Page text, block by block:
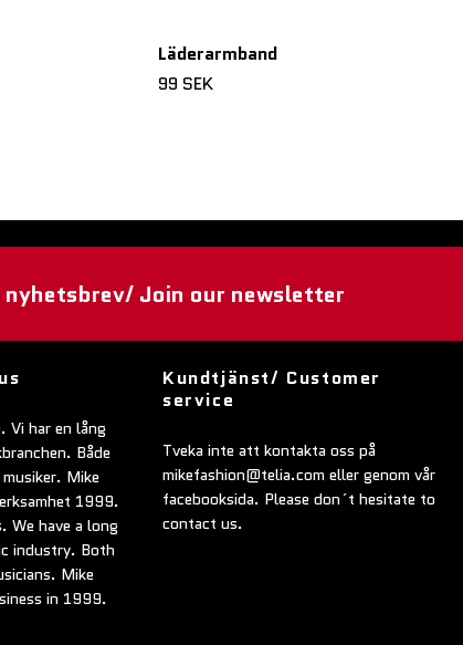
Läderarmband
99 SEK
Join our newsletter
Vi har en lång
Både
Mike
1999.
We have a long
industry. Both
Mike
in 1999.
Kundtjänst/ Customer
service
Tveka inte att kontakta oss på
mikefashion@telia.com eller genom vår
facebooksida. Please don´t hesitate to
contact us.